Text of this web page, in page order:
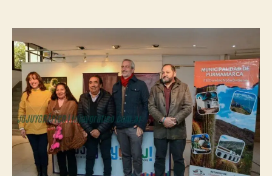
entrada
entrada